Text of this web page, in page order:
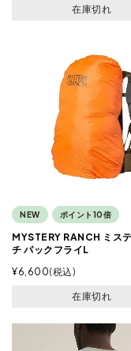
在庫切れ
NEW ポイント10倍
MYSTERY RANCH ミス
チ パックフライL
¥6,600 税込
在庫切れ